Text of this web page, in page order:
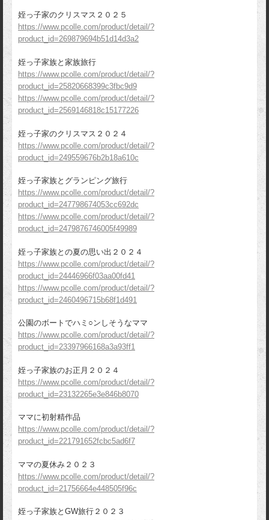
姪っ子家のクリスマス２０２５
https://www.pcolle.com/product/detail/?
product_id=269879694b51d14d3a2
姪っ子家族と家族旅行
https://www.pcolle.com/product/detail/?
product_id=25820668399c3fbc9d9
https://www.pcolle.com/product/detail/?
product_id=2569146818c15177226
姪っ子家のクリスマス２０２４
https://www.pcolle.com/product/detail/?
product_id=249559676b2b18a610c
姪っ子家族とグランピング旅行
https://www.pcolle.com/product/detail/?
product_id=247798674053cc692dc
https://www.pcolle.com/product/detail/?
product_id=2479876746005f49989
姪っ子家族との夏の思い出２０２４
https://www.pcolle.com/product/detail/?
product_id=24446966f03aa00fd41
https://www.pcolle.com/product/detail/?
product_id=2460496715b68f1d491
公園のボートでハミ○ンしそうなママ
https://www.pcolle.com/product/detail/?
product_id=23397966168a3a93ff1
姪っ子家族のお正月２０２４
https://www.pcolle.com/product/detail/?
product_id=23132265e3e846b8070
ママに初射精作品
https://www.pcolle.com/product/detail/?
product_id=221791652fcbc5ad6f7
ママの夏休み２０２３
https://www.pcolle.com/product/detail/?
product_id=21756664e448505f96c
姪っ子家族とGW旅行２０２３